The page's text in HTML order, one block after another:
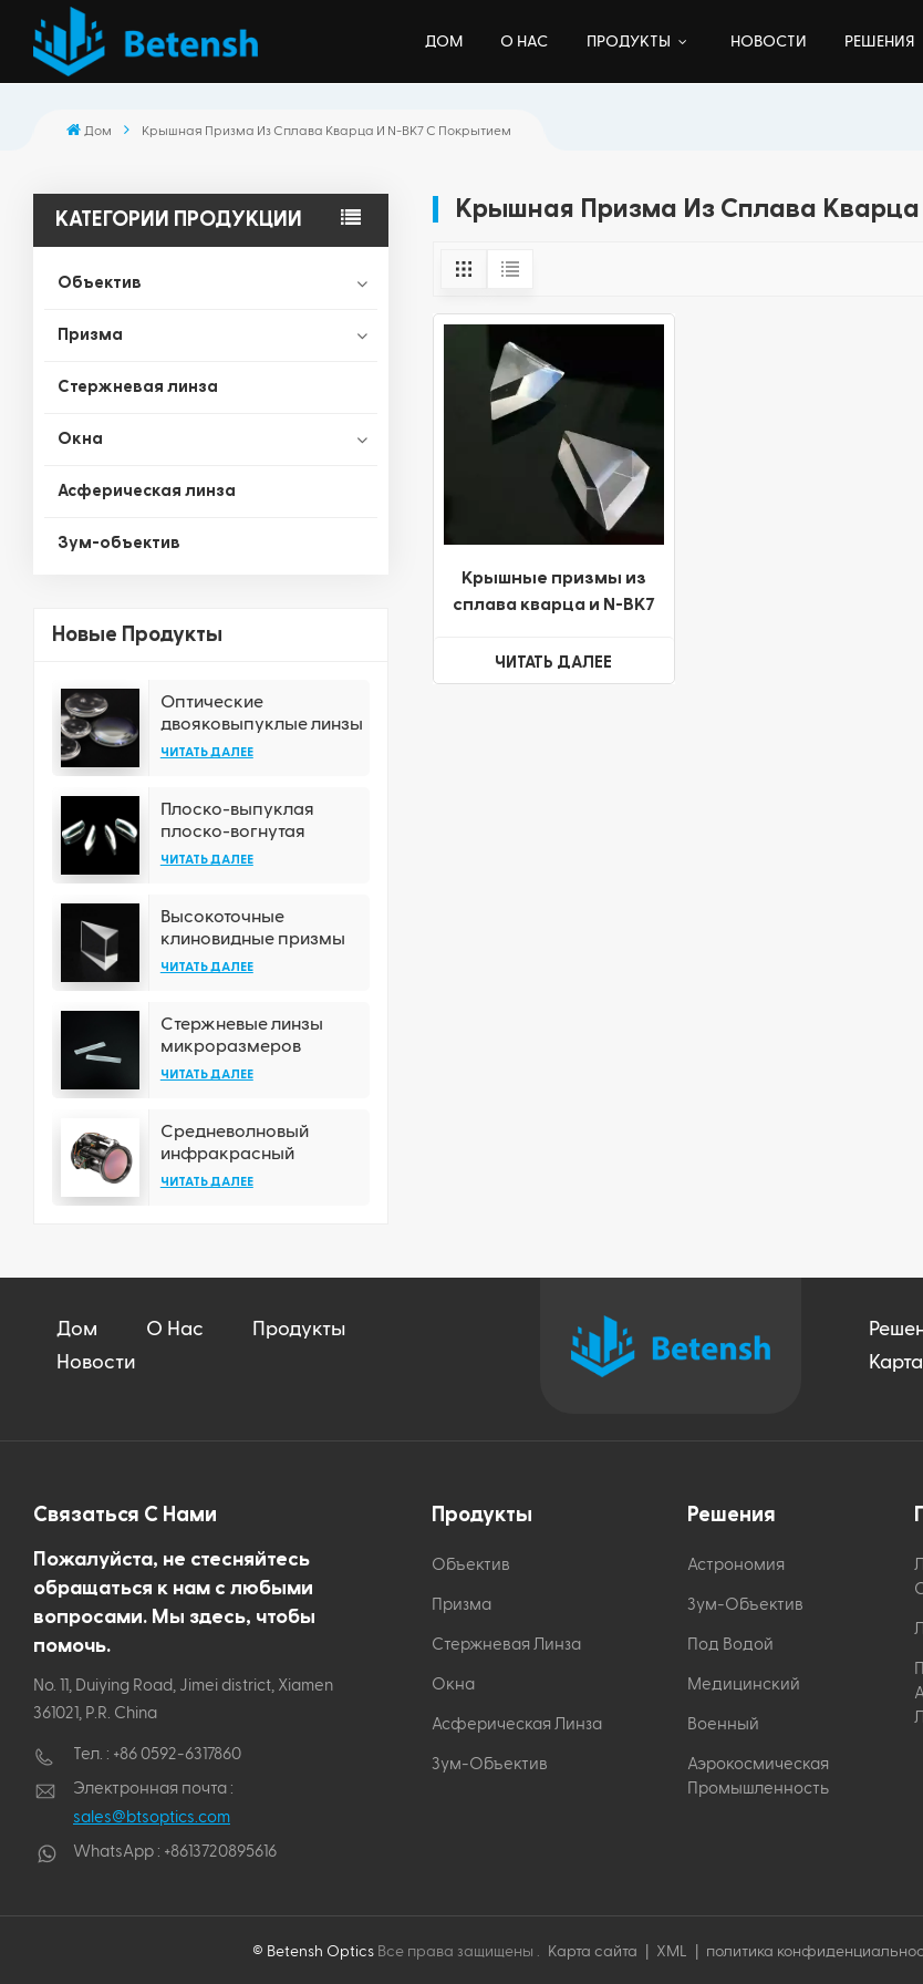
ДОМ О НАС ПРОДУКТЫ НОВОСТИ РЕШЕНИЯ
Дом Крышная Призма Из Сплава Кварца И N-BK7 С Покрытием
КАТЕГОРИИ ПРОДУКЦИИ
Объектив
Призма
Стержневая линза
Окна
Асферическая линза
Зум-объектив
Новые Продукты
Оптические
двояковыпуклые линзы
с различными
ЧИТАТЬ ДАЛЕЕ
Плоско-выпуклая
плоско-вогнутая
прямоугольная
ЧИТАТЬ ДАЛЕЕ
Высокоточные
клиновидные призмы
из плавленого кварца
ЧИТАТЬ ДАЛЕЕ
Стержневые линзы
микроразмеров
ЧИТАТЬ ДАЛЕЕ
Средневолновый
инфракрасный
объектив с
ЧИТАТЬ ДАЛЕЕ
Крышная Призма Из Сплава
Крышные призмы из
сплава кварца и N-BK7
покрытием
ЧИТАТЬ ДАЛЕЕ
Дом О Нас
Продукты
Новости
Связаться С Нами
Пожалуйста, не стесняйтесь
обращаться к нам с любыми
вопросами. Мы здесь, чтобы
помочь.
No. 11, Duiying Road, Jimei district, Xiamen
361021, P.R. China
Тел. : +86 0592-6317860
Электронная почта :
sales@btsoptics.com
WhatsApp : +8613720895616
Продукты
Объектив
Призма
Стержневая Линза
Окна
Асферическая Линза
Зум-Объектив
Решения
Астрономия
Зум-Объектив
Под Водой
Медицинский
Военный
Аэрокосмическая
Промышленность
© Betensh OpticsВсе права защищены . Карта сайта XML политика